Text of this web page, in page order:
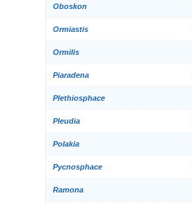
Oboskon
Ormiastis
Ormilis
Piaradena
Plethiosphace
Pleudia
Polakia
Pycnosphace
Ramona